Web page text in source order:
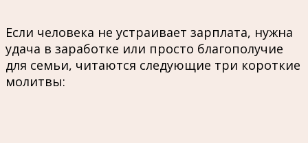
Если человека не устраивает зарплата, нужна
удача в заработке или просто благополучие
для семьи, читаются следующие три короткие
молитвы: